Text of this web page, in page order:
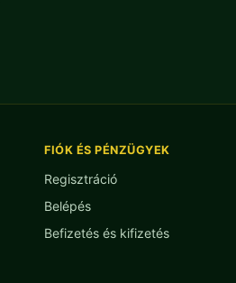
FIÓK ÉS PÉNZÜGYEK
Regisztráció
Belépés
Befizetés és kifizetés